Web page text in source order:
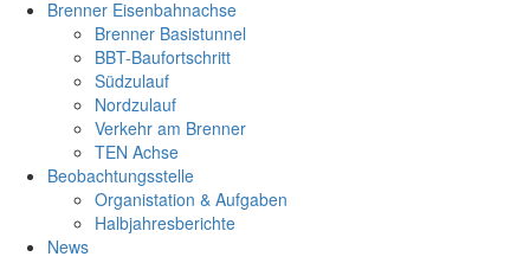
Brenner Eisenbahnachse
Brenner Basistunnel
BBT-Baufortschritt
Südzulauf
Nordzulauf
Verkehr am Brenner
TEN Achse
Beobachtungsstelle
Organistation & Aufgaben
Halbjahresberichte
News